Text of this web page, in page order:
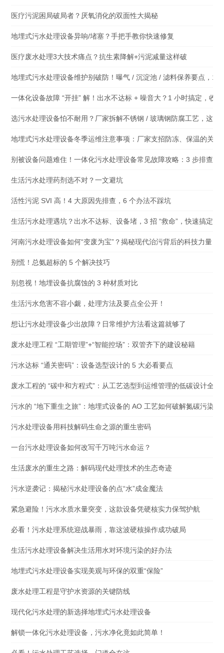
医疗污泥困局破局者？厌氧消化的双面性大揭秘
地埋式污水处理设备异响/堵塞？手把手教你快速修复
医疗废水处理3大技术痛点？抗生素降解+污泥减量这样破
地埋式污水处理设备维护别破防！曝气 / 沉淀池 / 滤料保养要点，1
一体化设备故障 “开挂” 解！出水不达标 + 噪音大？1 小时搞定，收
选污水处理设备怕不耐用？厂家拆解不锈钢 / 玻璃钢防腐工艺，这 3
地埋式污水处理设备冬季运维注意事项：厂家支招防冻、保温的关键
别被设备问题难住！一体化污水处理设备常见故障攻略：3 步排查 +
生活污水处理药剂选不对？一文避坑
活性污泥 SVI 高！4 大原因先排查，6 个办法不踩坑
生活污水处理遇坑？出水不达标、设备堵，3 招 “救命”，快速搞定
河南污水处理设备如何“变废为宝”？揭秘现代治污背后的科技力量
别慌！总氨超标的 5 个解决技巧
别忽视！地埋设备抗腐蚀的 3 种材质对比
生活污水危害不容小觑，处理方法及要点全公开！
想让污水处理设备少出故障？日常维护方法看这篇就够了
废水处理工程 “工期管理”+“智能控场”：双管齐下的建设秘籍
污水达标 “通关密码”：设备选型设计的 5 大必看要点
废水工程的 “碳中和方程式”：从工艺选型到运维管理的低碳设计全解
污水的 “地下重生之旅”：地埋式设备的 AO 工艺如何破解氮碳污染困
污水处理设备用科技解码生命之源的重生密码
一台污水处理设备如何改写千万吨污水命运？
生活废水的重生之路：解码现代处理技术的生态奇迹
污水逆袭记：揭秘污水处理设备的点“水”成金魔法
紧急避险！污水水质水量突变，这款设备凭硬核实力保驾护航
必看！污水处理系统迎战暴雨，靠这波硬核操作成功破局
生活污水处理设备解决生活用水对环境污染的好办法
地埋式污水处理设备实现美观与环保的双重“保险”
废水处理工程是守护水资源的关键防线
现代化污水处理的新选择地埋式污水处理设备
解锁一体化污水处理设备，污水净化竟如此简单！